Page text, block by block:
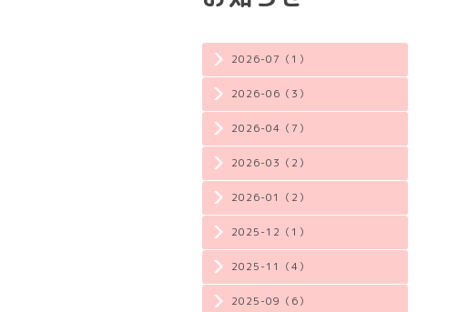
2026-07（1）
2026-06（3）
2026-04（7）
2026-03（2）
2026-01（2）
2025-12（1）
2025-11（4）
2025-09（6）